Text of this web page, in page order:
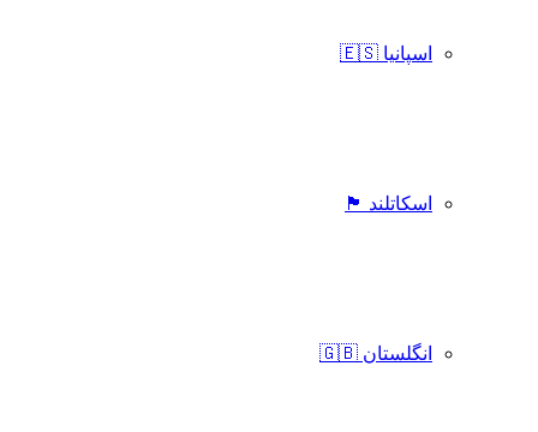
اسپانیا 🇪🇸
اسکاتلند 🏴󠁧󠁢󠁳󠁣󠁴󠁿
انگلستان 🇬🇧